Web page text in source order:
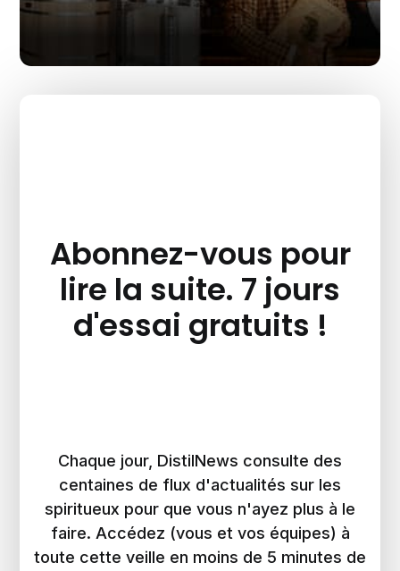
Abonnez-vous pour
lire la suite. 7 jours
d'essai gratuits !
Chaque jour, DistilNews consulte des
centaines de flux d'actualités sur les
spiritueux pour que vous n'ayez plus à le
faire. Accédez (vous et vos équipes) à
toute cette veille en moins de 5 minutes de